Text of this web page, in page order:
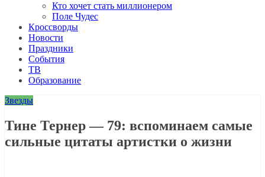
Кто хочет стать миллионером
Поле Чудес
Кроссворды
Новости
Праздники
События
ТВ
Образование
Звезды
Тине Тернер — 79: вспоминаем самые
сильные цитаты артистки о жизни